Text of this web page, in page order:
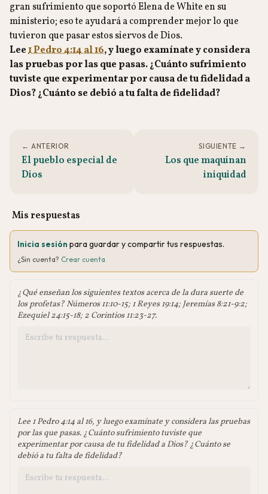
gran sufrimiento que soportó Elena de White en su
ministerio; eso te ayudará a comprender mejor lo que
tuvieron que pasar estos siervos de Dios.
Lee1 Pedro 4:14 al 16, y luego examínate y considera
las pruebas por las que pasas. ¿Cuánto sufrimiento
tuviste que experimentar por causa de tu fidelidad a
Dios? ¿Cuánto se debió a tu falta de fidelidad?
← ANTERIOR
El pueblo especial de
Dios
SIGUIENTE →
Los que maquinan
iniquidad
Mis respuestas
Inicia sesión para guardar y compartir tus respuestas.
¿Sin cuenta? Crear cuenta
¿Qué enseñan los siguientes textos acerca de la dura suerte de
los profetas? Números 11:10-15; 1 Reyes 19:14; Jeremías 8:21-9:2;
Ezequiel 24:15-18; 2 Corintios 11:23-27.
Lee 1 Pedro 4:14 al 16, y luego examínate y considera las pruebas
por las que pasas. ¿Cuánto sufrimiento tuviste que
experimentar por causa de tu fidelidad a Dios? ¿Cuánto se
debió a tu falta de fidelidad?